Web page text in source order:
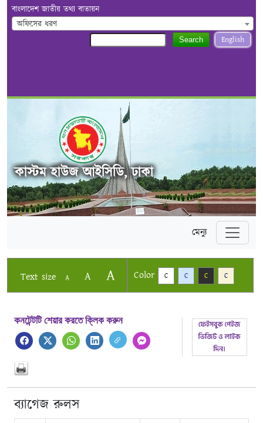
বাংলাদেশ জাতীয় তথ্য বাতায়ন
অফিসের ধরণ
English
Search
কাস্টম হাউজ আইসিডি, ঢাকা
মেন্যু
Text size A A A Color C C C C
কনটেন্টটি শেয়ার করতে ক্লিক করুন
ব্যাগেজ রুলস